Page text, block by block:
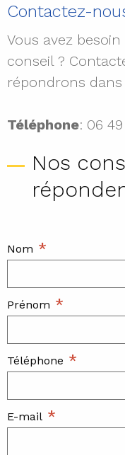
Contactez-
Vous avez
conseil ?
répondrons
Téléphone: 06
Nos
Nom *
Prénom *
Téléphone *
E-mail *